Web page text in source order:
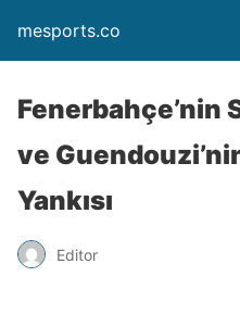
mesports.co
Fenerbahçe’nin
ve
Yankısı
Editor